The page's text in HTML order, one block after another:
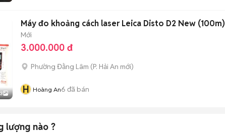
3
Máy đo khoảng cách laser Leica Disto D2 New (100m)
Mới
3.000.000 đ
Phường Đằng Lâm (P. Hải An mới)
H Hoàng An6 đã bán
lượng nào ?